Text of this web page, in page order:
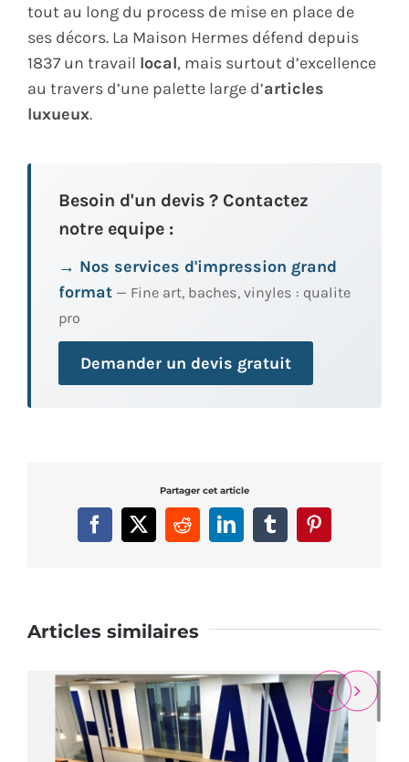
tout au long du process de mise en place de
ses décors. La Maison Hermes défend depuis
1837 un travail local, mais surtout d’excellence
au travers d’une palette large d’articles
luxueux.
Besoin d'un devis ? Contactez
notre equipe :
→ Nos services d'impression grand
format — Fine art, baches, vinyles : qualite
pro
Demander un devis gratuit
Partager cet article
Facebook
X RedditLinkedInTumblrPinterest
Articles similaires